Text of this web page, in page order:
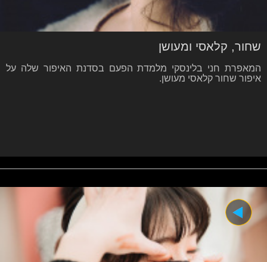
שחור, קלאסי ומעושן
המאפרת חני בלינסקי מלמדת הפעם בסדנת האיפור שלה על
איפור שחור קלאסי מעושן.